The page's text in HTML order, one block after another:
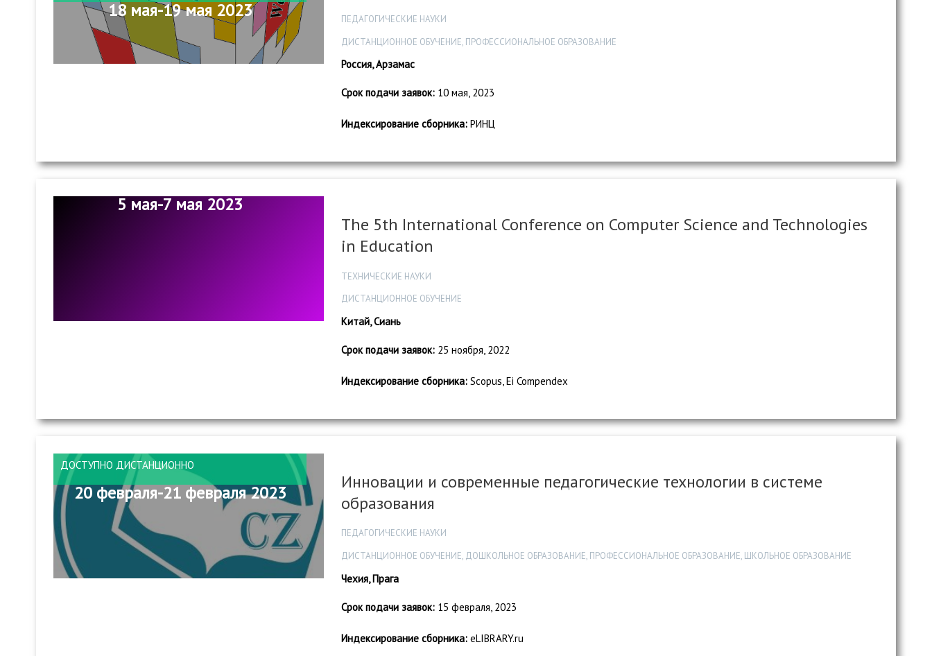
18 мая-19 мая 2023
ПЕДАГОГИЧЕСКИЕ НАУКИ
ДИСТАНЦИОННОЕ ОБУЧЕНИЕ, ПРОФЕССИОНАЛЬНОЕ ОБРАЗОВАНИЕ
Россия, Арзамас
Срок подачи заявок: 10 мая, 2023
Индексирование сборника: РИНЦ
5 мая-7 мая 2023
The 5th International Conference on Computer Science and Technologies
in Education
ТЕХНИЧЕСКИЕ НАУКИ
ДИСТАНЦИОННОЕ ОБУЧЕНИЕ
Китай, Сиань
Срок подачи заявок: 25 ноября, 2022
Индексирование сборника: Scopus, Ei Compendex
ДОСТУПНО ДИСТАНЦИОННО
20 февраля-21 февраля 2023
Инновации и современные педагогические технологии в системе
образования
ПЕДАГОГИЧЕСКИЕ НАУКИ
ДИСТАНЦИОННОЕ ОБУЧЕНИЕ, ДОШКОЛЬНОЕ ОБРАЗОВАНИЕ, ПРОФЕССИОНАЛЬНОЕ ОБРАЗОВАНИЕ, ШКОЛЬНОЕ ОБРАЗОВАНИЕ
Чехия, Прага
Срок подачи заявок: 15 февраля, 2023
Индексирование сборника: eLIBRARY.ru